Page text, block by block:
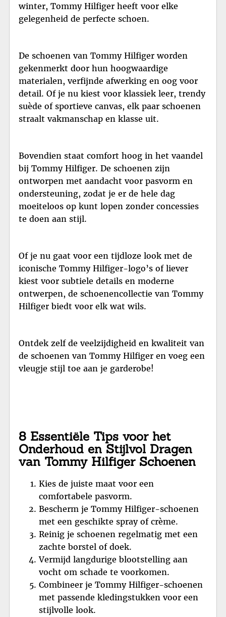
winter, Tommy Hilfiger heeft voor elke
gelegenheid de perfecte schoen.
De schoenen van Tommy Hilfiger worden
gekenmerkt door hun hoogwaardige
materialen, verfijnde afwerking en oog voor
detail. Of je nu kiest voor klassiek leer, trendy
suède of sportieve canvas, elk paar schoenen
straalt vakmanschap en klasse uit.
Bovendien staat comfort hoog in het vaandel
bij Tommy Hilfiger. De schoenen zijn
ontworpen met aandacht voor pasvorm en
ondersteuning, zodat je er de hele dag
moeiteloos op kunt lopen zonder concessies
te doen aan stijl.
Of je nu gaat voor een tijdloze look met de
iconische Tommy Hilfiger-logo’s of liever
kiest voor subtiele details en moderne
ontwerpen, de schoenencollectie van Tommy
Hilfiger biedt voor elk wat wils.
Ontdek zelf de veelzijdigheid en kwaliteit van
de schoenen van Tommy Hilfiger en voeg een
vleugje stijl toe aan je garderobe!
8 Essentiële Tips voor het
Onderhoud en Stijlvol Dragen
van Tommy Hilfiger Schoenen
Kies de juiste maat voor een
comfortabele pasvorm.
Bescherm je Tommy Hilfiger-schoenen
met een geschikte spray of crème.
Reinig je schoenen regelmatig met een
zachte borstel of doek.
Vermijd langdurige blootstelling aan
vocht om schade te voorkomen.
Combineer je Tommy Hilfiger-schoenen
met passende kledingstukken voor een
stijlvolle look.